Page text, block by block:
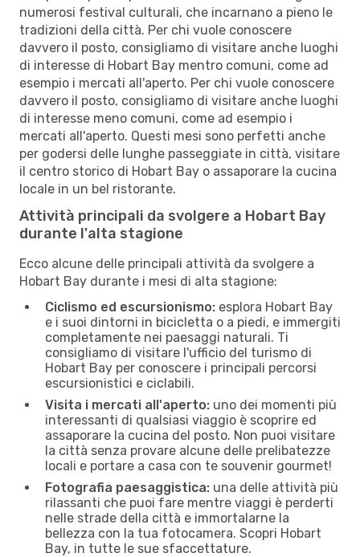
numerosi festival culturali, che incarnano a pieno le
tradizioni della città. Per chi vuole conoscere
davvero il posto, consigliamo di visitare anche luoghi
di interesse di Hobart Bay mentro comuni, come ad
esempio i mercati all'aperto. Per chi vuole conoscere
davvero il posto, consigliamo di visitare anche luoghi
di interesse meno comuni, come ad esempio i
mercati all'aperto. Questi mesi sono perfetti anche
per godersi delle lunghe passeggiate in città, visitare
il centro storico di Hobart Bay o assaporare la cucina
locale in un bel ristorante.
Attività principali da svolgere a Hobart Bay
durante l'alta stagione
Ecco alcune delle principali attività da svolgere a
Hobart Bay durante i mesi di alta stagione:
Ciclismo ed escursionismo: esplora Hobart Bay
e i suoi dintorni in bicicletta o a piedi, e immergiti
completamente nei paesaggi naturali. Ti
consigliamo di visitare l'ufficio del turismo di
Hobart Bay per conoscere i principali percorsi
escursionistici e ciclabili.
Visita i mercati all'aperto: uno dei momenti più
interessanti di qualsiasi viaggio è scoprire ed
assaporare la cucina del posto. Non puoi visitare
la città senza provare alcune delle prelibatezze
locali e portare a casa con te souvenir gourmet!
Fotografia paesaggistica: una delle attività più
rilassanti che puoi fare mentre viaggi è perderti
nelle strade della città e immortalarne la
bellezza con la tua fotocamera. Scopri Hobart
Bay, in tutte le sue sfaccettature.